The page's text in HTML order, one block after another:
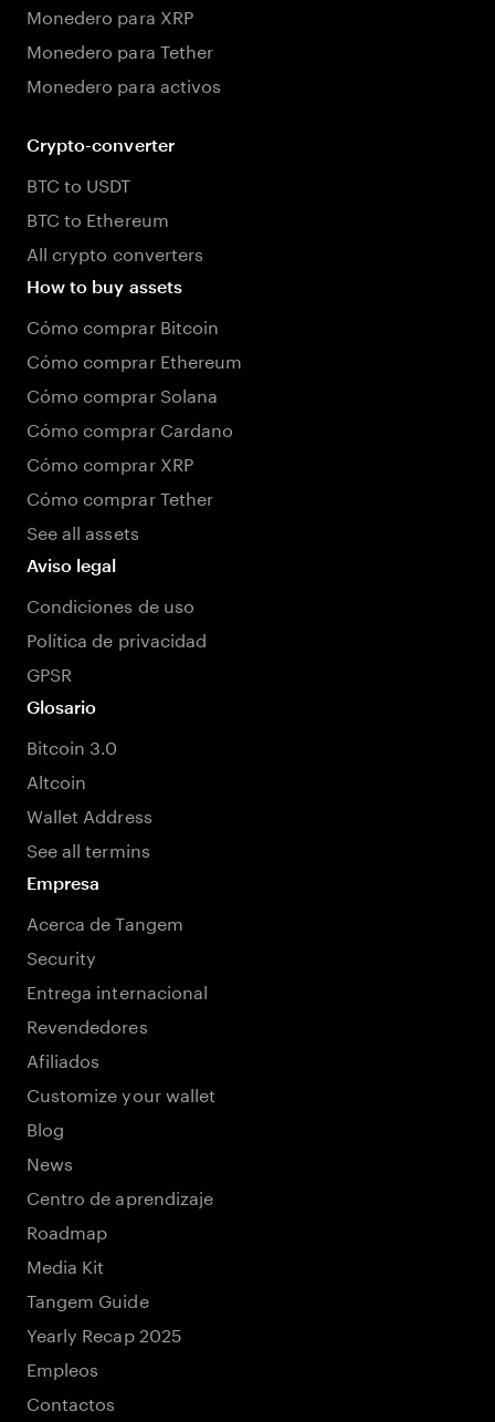
Monedero para XRP
Monedero para Tether
Monedero para activos
Crypto-converter
BTC to USDT
BTC to Ethereum
All crypto converters
How to buy assets
Cómo comprar Bitcoin
Cómo comprar Ethereum
Cómo comprar Solana
Cómo comprar Cardano
Cómo comprar XRP
Cómo comprar Tether
See all assets
Aviso legal
Condiciones de uso
Política de privacidad
GPSR
Glosario
Bitcoin 3.0
Altcoin
Wallet Address
See all termins
Empresa
Acerca de Tangem
Security
Entrega internacional
Revendedores
Afiliados
Customize your wallet
Blog
News
Centro de aprendizaje
Roadmap
Media Kit
Tangem Guide
Yearly Recap 2025
Empleos
Contactos